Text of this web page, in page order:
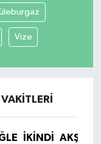
Vize
İKINDI
AKŞAM